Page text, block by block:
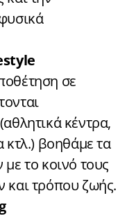
σε
κέντρα,
κτλ.) βοηθάμε τα
το κοινό τους
και τρόπου ζωής.